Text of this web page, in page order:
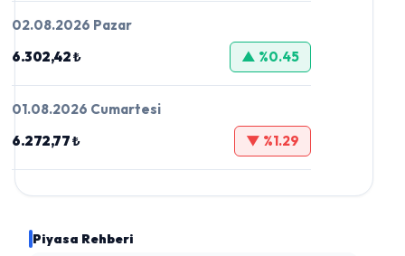
02.08.2026 Pazar
6.302,42 ₺
▲ %0.45
01.08.2026 Cumartesi
6.272,77 ₺
▼ %1.29
Piyasa Rehberi